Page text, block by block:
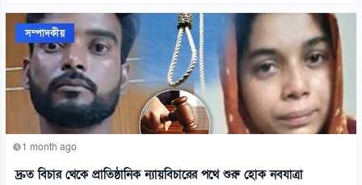
সম্পাদকীয়
1 month ago
দ্রুত বিচার থেকে প্রাতিষ্ঠানিক ন্যায়বিচারের পথে শুরু হোক নবযাত্রা